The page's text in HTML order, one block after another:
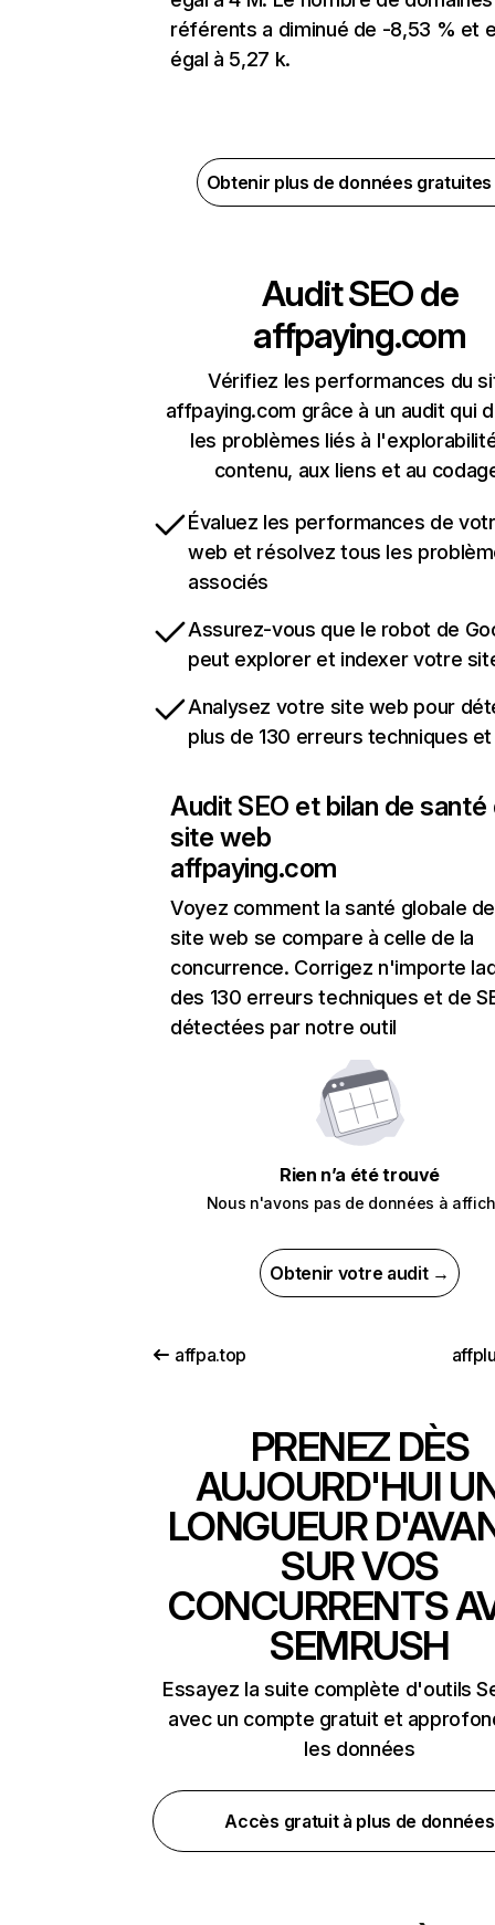
référents a diminué de -8,53 % et
égal à 5,27 k.
Obtenir plus de données
Audit SEO de
affpaying.com
Vérifiez les performances du
affpaying.com grâce à un audit qui
les problèmes liés à
contenu, aux liens et au
Évaluez les performances de
web et résolvez tous les
associés
Assurez-vous que le robot de
peut explorer et indexer votre
Analysez votre site web pour
plus de 130 erreurs techniques et
Audit SEO et bilan de santé
site web
affpaying.com
Voyez comment la santé globale
site web se compare à celle de la
concurrence. Corrigez n'importe
des 130 erreurs techniques et de
détectées par notre outil
Rien n’a été trouvé
Nous n'avons pas de données à
Obtenir votre audit →
affpa.top
PRENEZ DÈS
AUJOURD'HUI
LONGUEUR
SUR VOS
CONCURRENTS
SEMRUSH
Essayez la suite complète d'outils
avec un compte gratuit et
les données
Accès gratuit à plus de données